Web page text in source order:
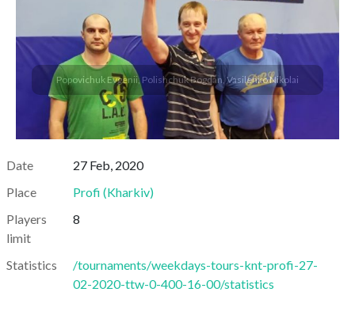
Popovichuk Evgenii, Polishchuk Bogdan, Vasilenko Nikolai
Date
27 Feb, 2020
Place
Profi (Kharkiv)
Players
limit
8
Statistics
/tournaments/weekdays-tours-knt-profi-27-
02-2020-ttw-0-400-16-00/statistics